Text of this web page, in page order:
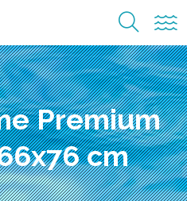
Premium
cm